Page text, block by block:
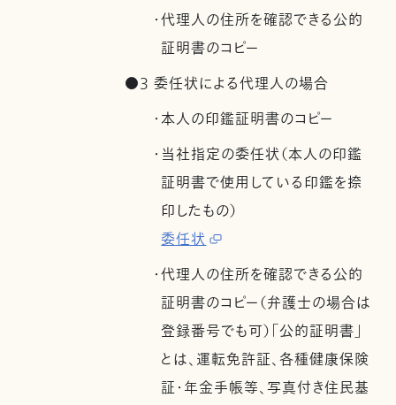
・代理人の住所を確認できる公的
証明書のコピー
●3 委任状による代理人の場合
・本人の印鑑証明書のコピー
・当社指定の委任状（本人の印鑑
証明書で使用している印鑑を捺
印したもの）
委任状
・代理人の住所を確認できる公的
証明書のコピー（弁護士の場合は
登録番号でも可）「公的証明書」
とは、運転免許証、各種健康保険
証・年金手帳等、写真付き住民基